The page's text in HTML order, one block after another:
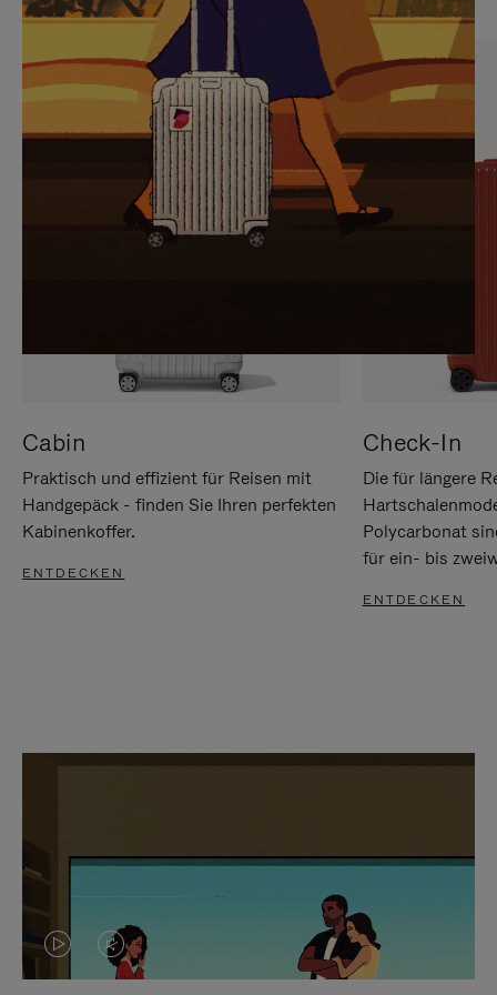
SIE,
UM
ANZUHALTEN
AUFHEBEN
DER
STUMMSCHALTUNG
Cabin
Praktisch und effizient für Reisen mit
Handgepäck - finden Sie Ihren perfekten
Kabinenkoffer.
ENTDECKEN
Check-In
Die für längere
Polycarbonat
für ein- bis
ENTDECKEN
DASVIDEO